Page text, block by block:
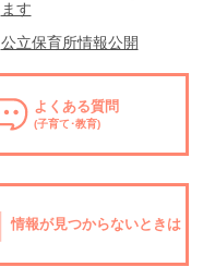
ます
公立保育所情報公開
よくある質問
(子育て･教育)
情報が見つからないときは